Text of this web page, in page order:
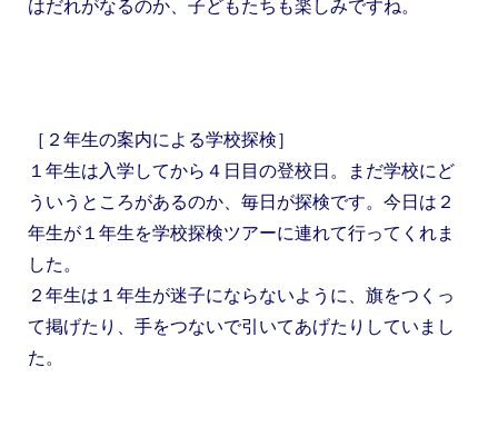
はだれがなるのか、子どもたちも楽しみですね。
［２年生の案内による学校探検］
１年生は入学してから４日目の登校日。まだ学校にど
ういうところがあるのか、毎日が探検です。今日は２
年生が１年生を学校探検ツアーに連れて行ってくれま
した。
２年生は１年生が迷子にならないように、旗をつくっ
て掲げたり、手をつないで引いてあげたりしていまし
た。